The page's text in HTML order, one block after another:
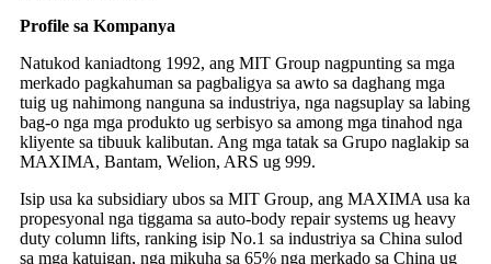
Profile sa Kompanya
Natukod kaniadtong 1992, ang MIT Group nagpunting sa mga
merkado pagkahuman sa pagbaligya sa awto sa daghang mga
tuig ug nahimong nanguna sa industriya, nga nagsuplay sa labing
bag-o nga mga produkto ug serbisyo sa among mga tinahod nga
kliyente sa tibuuk kalibutan. Ang mga tatak sa Grupo naglakip sa
MAXIMA, Bantam, Welion, ARS ug 999.
Isip usa ka subsidiary ubos sa MIT Group, ang MAXIMA usa ka
propesyonal nga tiggama sa auto-body repair systems ug heavy
duty column lifts, ranking isip No.1 sa industriya sa China sulod
sa mga katuigan, nga mikuha sa 65% nga merkado sa China ug